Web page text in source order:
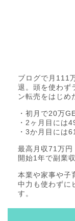
ブログで月111
退。頭を使わず
ン転売をはじめ
・初月で20万
・2ヶ月目には
・3か月目には
最高月収71万円
開始1年で副業
本業や家事や子
中力も使わずに
す。